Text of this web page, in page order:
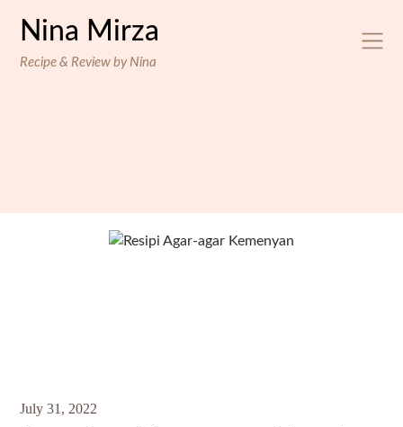
Nina Mirza
Recipe & Review by Nina
July 31, 2022